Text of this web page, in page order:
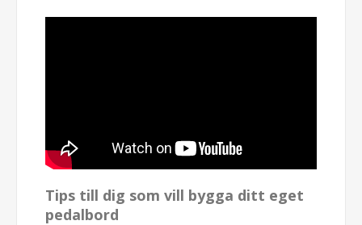
Tips till dig som vill bygga ditt eget
pedalbord